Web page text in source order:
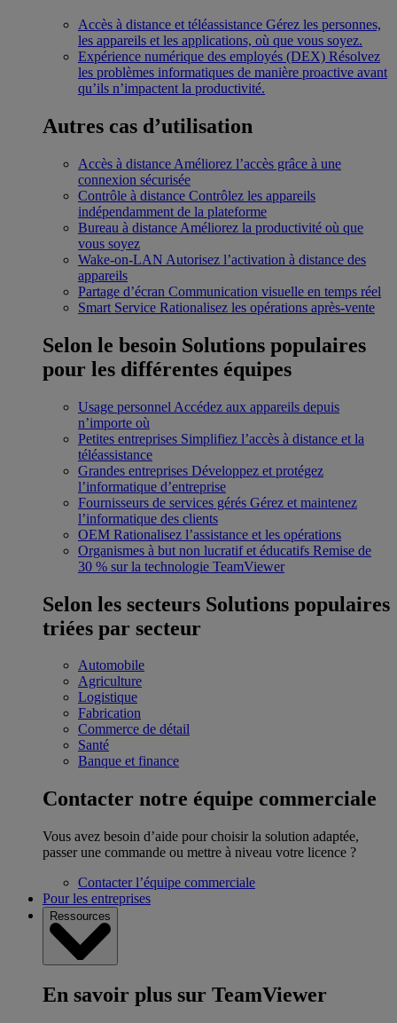
Accès à distance et téléassistance Gérez les personnes,
les appareils et les applications, où que vous soyez.
Expérience numérique des employés (DEX) Résolvez
les problèmes informatiques de manière proactive avant
qu’ils n’impactent la productivité.
Autres cas d’utilisation
Accès à distance Améliorez l’accès grâce à une
connexion sécurisée
Contrôle à distance Contrôlez les appareils
indépendamment de la plateforme
Bureau à distance Améliorez la productivité où que
vous soyez
Wake-on-LAN Autorisez l’activation à distance des
appareils
Partage d’écran Communication visuelle en temps réel
Smart Service Rationalisez les opérations après-vente
Selon le besoin Solutions populaires
pour les différentes équipes
Usage personnel Accédez aux appareils depuis
n’importe où
Petites entreprises Simplifiez l’accès à distance et la
téléassistance
Grandes entreprises Développez et protégez
l’informatique d’entreprise
Fournisseurs de services gérés Gérez et maintenez
l’informatique des clients
OEM Rationalisez l’assistance et les opérations
Organismes à but non lucratif et éducatifs Remise de
30 % sur la technologie TeamViewer
Selon les secteurs Solutions populaires
triées par secteur
Automobile
Agriculture
Logistique
Fabrication
Commerce de détail
Santé
Banque et finance
Contacter notre équipe commerciale
Vous avez besoin d’aide pour choisir la solution adaptée,
passer une commande ou mettre à niveau votre licence ?
Contacter l’équipe commerciale
Pour les entreprises
Ressources
En savoir plus sur TeamViewer